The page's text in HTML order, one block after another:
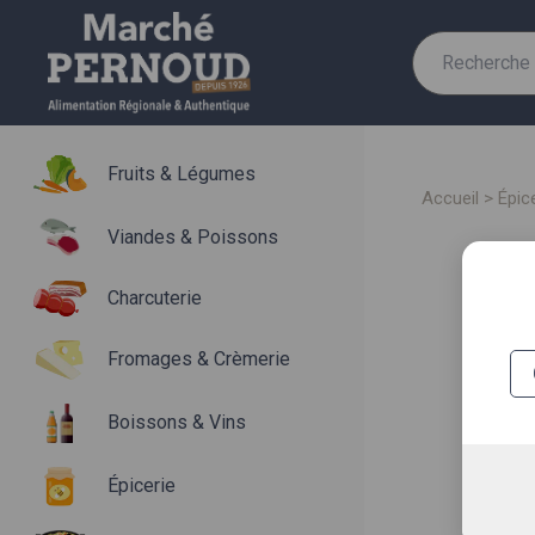
Recherche
pour :
Fruits & Légumes
Viandes & Poissons
Charcuterie
Fromages & Crèmerie
Boissons & Vins
Épicerie
accueil >